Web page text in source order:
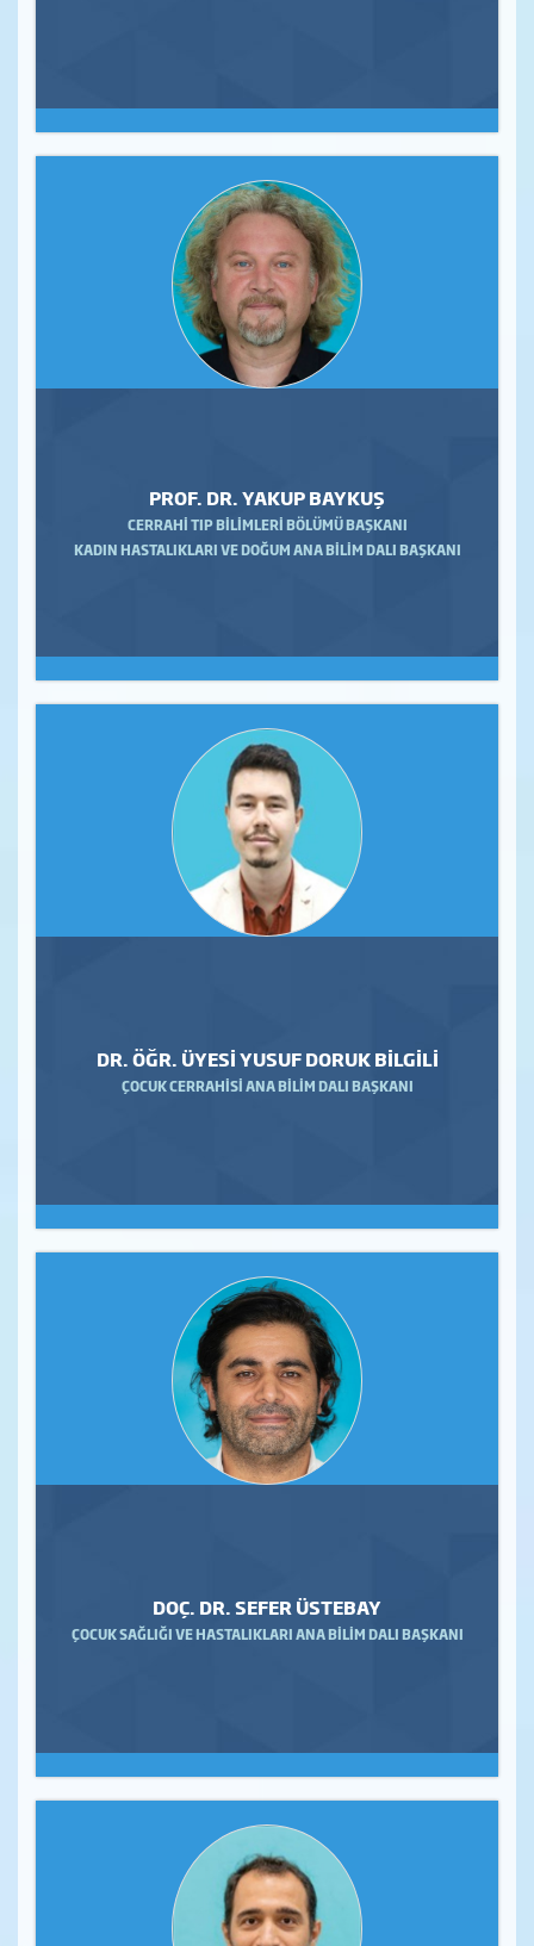
PROF. DR. YAKUP BAYKUŞ
CERRAHİ TIP BİLİMLERİ BÖLÜMÜ BAŞKANI
KADIN HASTALIKLARI VE DOĞUM ANA BİLİM DALI BAŞKANI
DR. ÖĞR. ÜYESİ YUSUF DORUK BİLGİLİ
ÇOCUK CERRAHİSİ ANA BİLİM DALI BAŞKANI
DOÇ. DR. SEFER ÜSTEBAY
ÇOCUK SAĞLIĞI VE HASTALIKLARI ANA BİLİM DALI BAŞKANI